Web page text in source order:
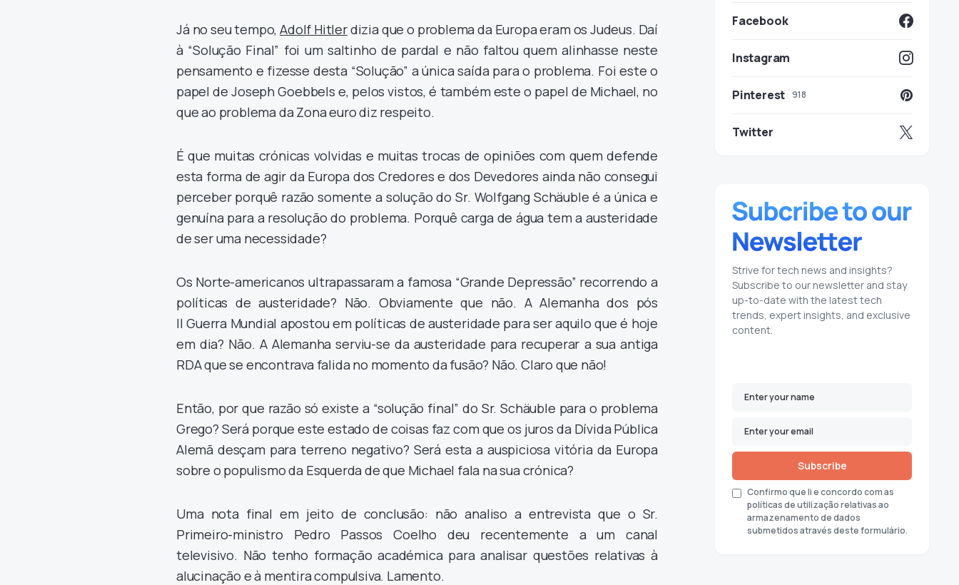
Já no seu tempo,Adolf Hitlerdizia que o problema da Europa eram os Judeus. Daí
à “Solução Final” foi um saltinho de pardal e não faltou quem alinhasse neste
pensamento e fizesse desta “Solução” a única saída para o problema. Foi este o
papel de Joseph Goebbels e, pelos vistos, é também este o papel de Michael, no
que ao problema da Zona euro diz respeito.
É que muitas crónicas volvidas e muitas trocas de opiniões com quem defende
esta forma de agir da Europa dos Credores e dos Devedores ainda não consegui
perceber porquê razão somente a solução do Sr. Wolfgang Schäuble é a única e
genuína para a resolução do problema. Porquê carga de água tem a austeridade
de ser uma necessidade?
Os Norte-americanos ultrapassaram a famosa “Grande Depressão” recorrendo a
políticas de austeridade? Não. Obviamente que não. A Alemanha dos pós
II Guerra Mundial apostou em políticas de austeridade para ser aquilo que é hoje
em dia? Não. A Alemanha serviu-se da austeridade para recuperar a sua antiga
RDA que se encontrava falida no momento da fusão? Não. Claro que não!
Então, por que razão só existe a “solução final” do Sr. Schäuble para o problema
Grego? Será porque este estado de coisas faz com que os juros da Dívida Pública
Alemã desçam para terreno negativo? Será esta a auspiciosa vitória da Europa
sobre o populismo da Esquerda de que Michael fala na sua crónica?
Uma nota final em jeito de conclusão: não analiso a entrevista que o Sr.
Primeiro-ministro Pedro Passos Coelho deu recentemente a um canal
televisivo. Não tenho formação académica para analisar questões relativas à
alucinação e à mentira compulsiva. Lamento.
Facebook
Instagram
Pinterest 918
Twitter
Strive for tech news and insights?
Subscribe to our newsletter and stay
up-to-date with the latest tech
trends, expert insights, and exclusive
content.
Subscribe
Confirmo que li e concordo com as
políticas de utilização relativas ao
armazenamento de dados
submetidos através deste formulário.